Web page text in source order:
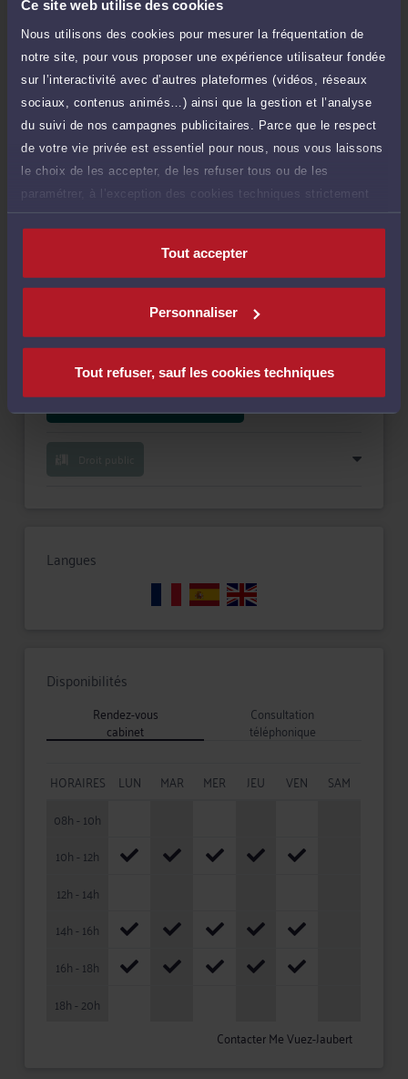
Ce site web utilise des cookies
Nous utilisons des cookies pour mesurer la fréquentation de
notre site, pour vous proposer une expérience utilisateur fondée
sur l’interactivité avec d’autres plateformes (vidéos, réseaux
sociaux, contenus animés…) ainsi que la gestion et l’analyse
du suivi de nos campagnes publicitaires. Parce que le respect
de votre vie privée est essentiel pour nous, nous vous laissons
le choix de les accepter, de les refuser tous ou de les
paramétrer, à l’exception des cookies techniques strictement
nécessaires au fonctionnement du site.
Tout accepter
Personnaliser
Tout refuser, sauf les cookies techniques
Etude de votre dossier + possibilité
d'ajout d'une pièce jointe
Consulter par écrit
Payer des honoraires ou une facture
Vous souhaitez payer une facture ou des
honoraires à l’avocat par Carte Bancaire.
Payer
Droit immobilier
Langues
Disponibilités
Rendez-vous
cabinet
Consultation
téléphonique
HORAIRES LUN MAR MER JEU VEN
SAM
08h - 10h
10h - 12h
12h - 14h
14h - 16h
16h - 18h
18h - 20h
Contacter Me Vuez-Jaubert